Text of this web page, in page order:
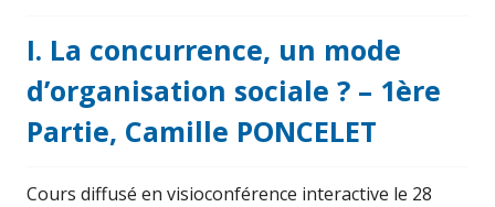
I. La concurrence, un mode
d’organisation sociale ? – 1ère
Partie, Camille PONCELET
Cours diffusé en visioconférence interactive le 28